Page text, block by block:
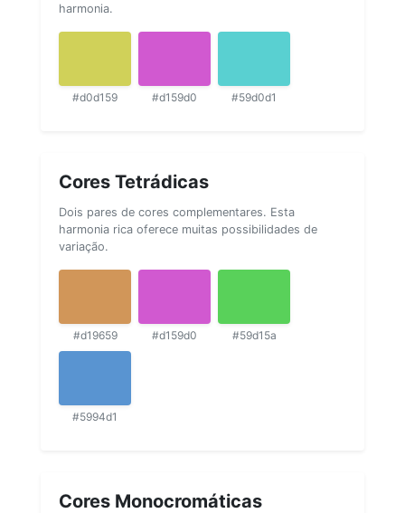
harmonia.
#d0d159 #d159d0 #59d0d1
Cores Tetrádicas
Dois pares de cores complementares. Esta
harmonia rica oferece muitas possibilidades de
variação.
#d19659 #d159d0 #59d15a
#5994d1
Cores Monocromáticas